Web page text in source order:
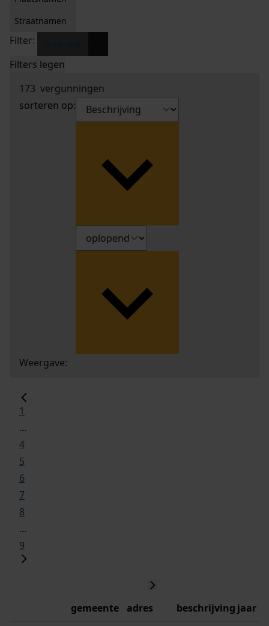
Straatnamen
Filter:
Filters legen
173 vergunningen
sorteren op:
Weergave:
1
...
4
5
6
7
8
...
9
gemeente adres beschrijving jaar